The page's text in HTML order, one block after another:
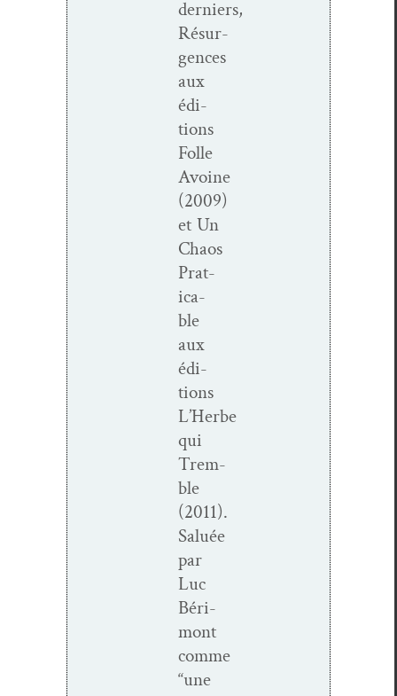
derniers,
Résur­
gences
aux
édi­
tions
Folle
Avoine
(2009)
et Un
Chaos
Prat­
i­ca­
ble
aux
édi­
tions
L’Herbe
qui
Trem­
ble
(2011).
Saluée
par
Luc
Béri­
mont
comme
“une